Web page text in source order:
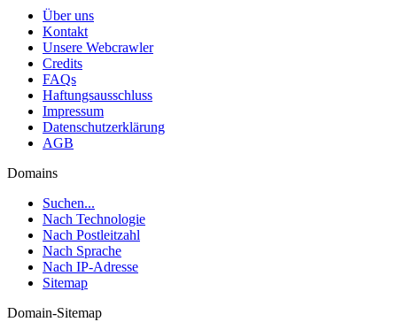
Über uns
Kontakt
Unsere Webcrawler
Credits
FAQs
Haftungsausschluss
Impressum
Datenschutzerklärung
AGB
Domains
Suchen...
Nach Technologie
Nach Postleitzahl
Nach Sprache
Nach IP-Adresse
Sitemap
Domain-Sitemap